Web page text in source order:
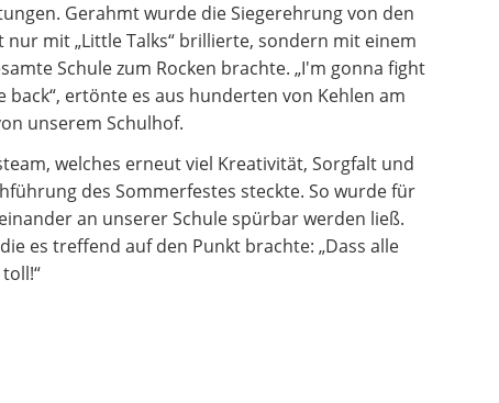
Gerahmt wurde die Siegerehrung von den
nur mit „Little Talks“ brillierte, sondern mit einem
Schule zum Rocken brachte. „I'm gonna fight
ertönte es aus hunderten von Kehlen am
unserem Schulhof.
welches erneut viel Kreativität, Sorgfalt und
des Sommerfestes steckte. So wurde für
an unserer Schule spürbar werden ließ.
es treffend auf den Punkt brachte: „Dass alle